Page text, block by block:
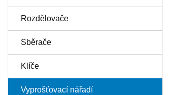
Rozdělovače
Sběrače
Klíče
Vyprošťovací nářadí